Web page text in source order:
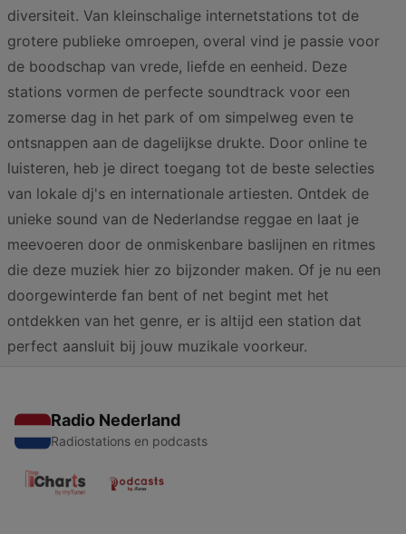
diversiteit. Van kleinschalige internetstations tot de
grotere publieke omroepen, overal vind je passie voor
de boodschap van vrede, liefde en eenheid. Deze
stations vormen de perfecte soundtrack voor een
zomerse dag in het park of om simpelweg even te
ontsnappen aan de dagelijkse drukte. Door online te
luisteren, heb je direct toegang tot de beste selecties
van lokale dj's en internationale artiesten. Ontdek de
unieke sound van de Nederlandse reggae en laat je
meevoeren door de onmiskenbare baslijnen en ritmes
die deze muziek hier zo bijzonder maken. Of je nu een
doorgewinterde fan bent of net begint met het
ontdekken van het genre, er is altijd een station dat
perfect aansluit bij jouw muzikale voorkeur.
Radio Nederland
Radiostations en podcasts